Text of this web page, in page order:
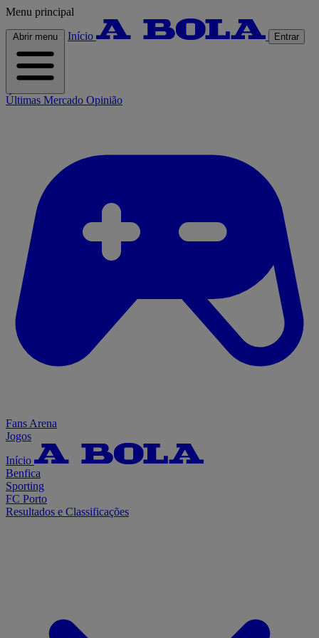
Menu principal
Abrir menu Início Entrar
Últimas Mercado Opinião
Fans Arena
Jogos
Início
Benfica
Sporting
FC Porto
Resultados e Classificações